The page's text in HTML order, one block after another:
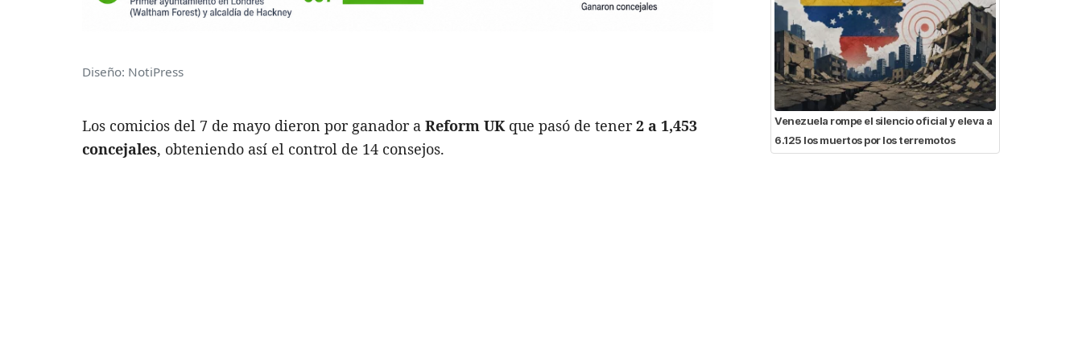
Diseño: NotiPress
Los comicios del 7 de mayo dieron por ganador a Reform UKque pasó de tener2 a 1,453
concejales, obteniendo así el control de 14 consejos.
Venezuela rompe el silencio oficial y eleva a
6.125 los muertos por los terremotos